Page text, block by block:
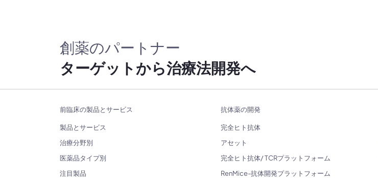
創薬のパートナー
ターゲットから治療法開発へ
前臨床の製品とサービス
製品とサービス
治療分野別
医薬品タイプ別
注目製品
抗体薬の開発
完全ヒト抗体
アセット
完全ヒト抗体/ TCRプラットフォーム
RenMice-抗体開発プラットフォーム